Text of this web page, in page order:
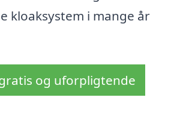
kloaksystem i mange år
og uforpligtende